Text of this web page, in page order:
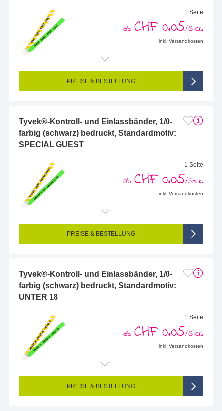
1 Seite
ab CHF 0.05/Stck.
inkl. Versandkosten
PREISE & BESTELLUNG
Tyvek®-Kontroll- und Einlassbänder, 1/0-
farbig (schwarz) bedruckt, Standardmotiv:
SPECIAL GUEST
1 Seite
ab CHF 0.05/Stck.
inkl. Versandkosten
PREISE & BESTELLUNG
Tyvek®-Kontroll- und Einlassbänder, 1/0-
farbig (schwarz) bedruckt, Standardmotiv:
UNTER 18
1 Seite
ab CHF 0.05/Stck.
inkl. Versandkosten
PREISE & BESTELLUNG